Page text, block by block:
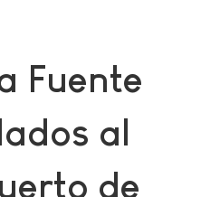
Fuente
al
de